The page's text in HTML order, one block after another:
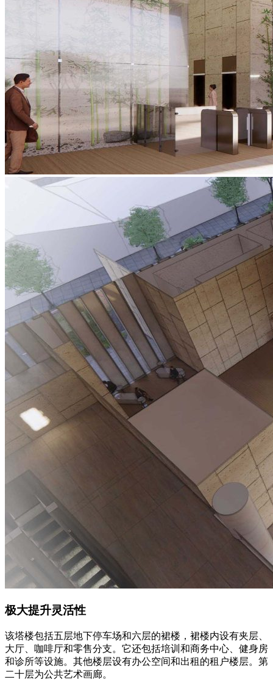
极大提升灵活性
该塔楼包括五层地下停车场和六层的裙楼，裙楼内设有夹层、
大厅、咖啡厅和零售分支。它还包括培训和商务中心、健身房
和诊所等设施。其他楼层设有办公空间和出租的租户楼层。第
二十层为公共艺术画廊。